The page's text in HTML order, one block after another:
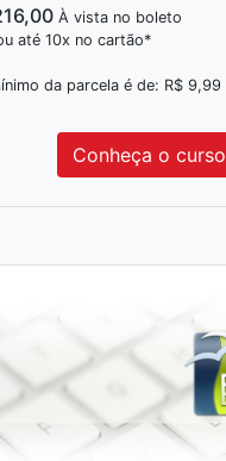
À vista no boleto
até 10x no cartão*
da parcela é de: R$ 9,99
Conheça o curso